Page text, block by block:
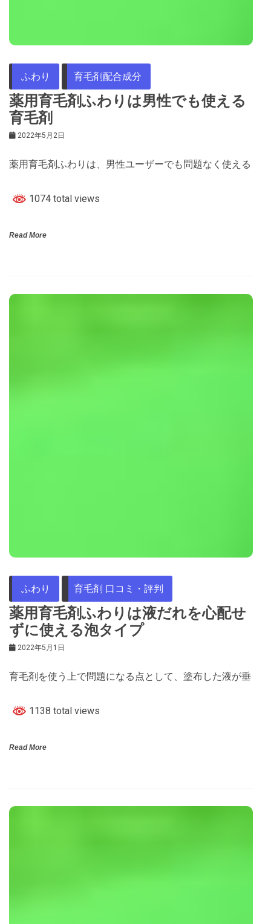
ふわり 育毛剤配合成分
薬用育毛剤ふわりは男性でも使える
育毛剤
2022年5月2日
薬用育毛剤ふわりは、男性ユーザーでも問題なく使える
1074 total views
Read More
ふわり 育毛剤 口コミ・評判
薬用育毛剤ふわりは液だれを心配せ
ずに使える泡タイプ
2022年5月1日
育毛剤を使う上で問題になる点として、塗布した液が垂
1138 total views
Read More